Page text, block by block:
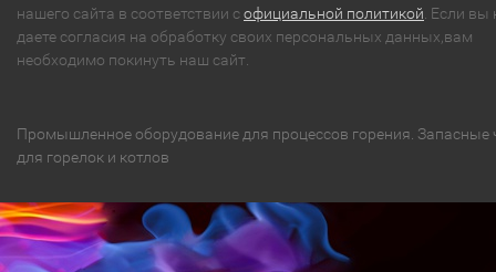
нашего сайта в соответствии софициальной политикой . Если вы
даете согласия на обработку своих персональных данных,вам
необходимо покинуть наш сайт.
Промышленное оборудование для процессов горения. Запасные
для горелок и котлов